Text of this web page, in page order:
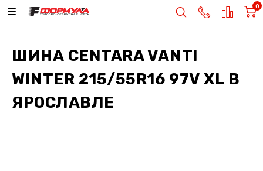
0
ШИНА CENTARA VANTI
WINTER 215/55R16 97V XL В
ЯРОСЛАВЛЕ